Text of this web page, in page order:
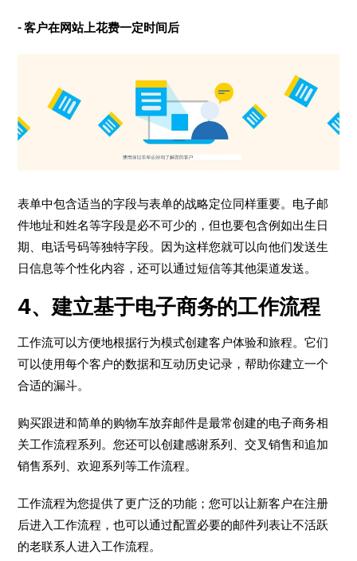
- 客户在网站上花费一定时间后
表单中包含适当的字段与表单的战略定位同样重要。电子邮
件地址和姓名等字段是必不可少的，但也要包含例如出生日
期、电话号码等独特字段。因为这样您就可以向他们发送生
日信息等个性化内容，还可以通过短信等其他渠道发送。
4、建立基于电子商务的工作流程
工作流可以方便地根据行为模式创建客户体验和旅程。它们
可以使用每个客户的数据和互动历史记录，帮助你建立一个
合适的漏斗。
购买跟进和简单的购物车放弃邮件是最常创建的电子商务相
关工作流程系列。您还可以创建感谢系列、交叉销售和追加
销售系列、欢迎系列等工作流程。
工作流程为您提供了更广泛的功能；您可以让新客户在注册
后进入工作流程，也可以通过配置必要的邮件列表让不活跃
的老联系人进入工作流程。